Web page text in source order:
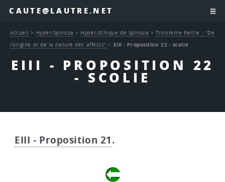
CAUTE@LAUTRE.NET
EIII - PROPOSITION 22
- SCOLIE
Accueil > Hyper-Spinoza > Hyper-Ethique de Spinoza >Troisième Partie : "De
l’origine et de la nature des affects" > EIII - Proposition 22 - scolie
EIII - Proposition 21.